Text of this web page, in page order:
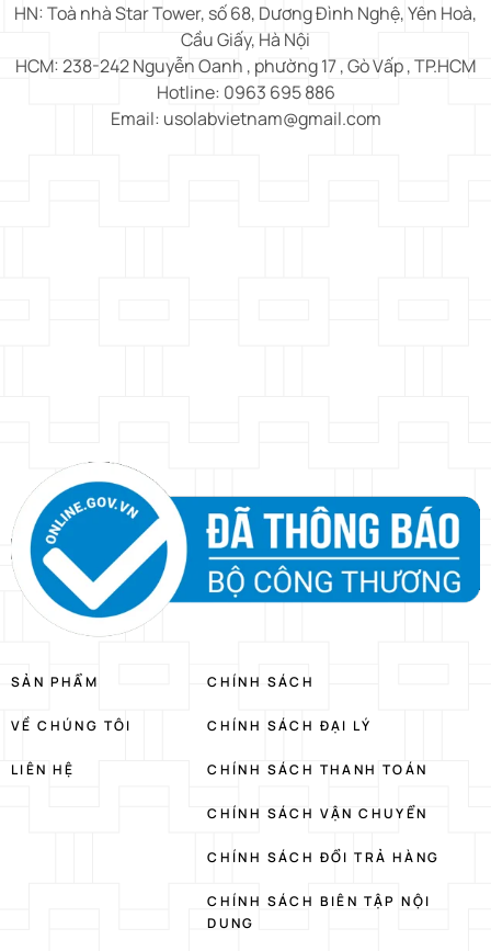
HN: Toà nhà Star Tower, số 68, Dương Đình Nghệ, Yên Hoà,
Cầu Giấy, Hà Nội
HCM: 238-242 Nguyễn Oanh , phường 17 , Gò Vấp , TP.HCM
Hotline: 0963 695 886
Email: usolabvietnam@gmail.com
SẢN PHẨM
VỀ CHÚNG TÔI
LIÊN HỆ
CHÍNH SÁCH
CHÍNH SÁCH ĐẠI LÝ
CHÍNH SÁCH THANH TOÁN
CHÍNH SÁCH VẬN CHUYỂN
CHÍNH SÁCH ĐỔI TRẢ HÀNG
CHÍNH SÁCH BIÊN TẬP NỘI
DUNG